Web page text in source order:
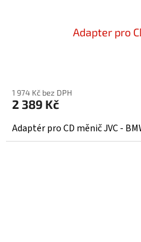
Adapter pro
1 974 Kč bez DPH
2 389 Kč
Adaptér pro CD měnič JVC -